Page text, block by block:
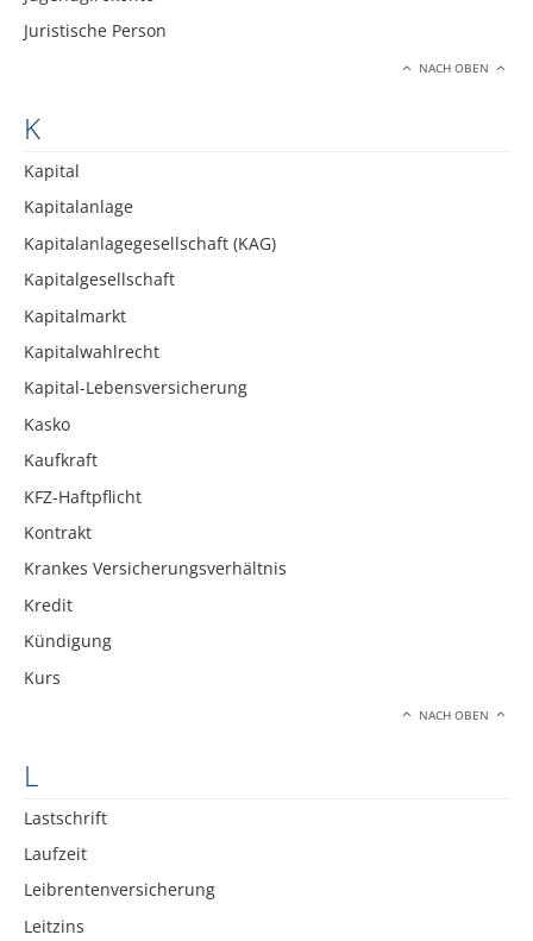
Juristische Person
NACH OBEN
K
Kapital
Kapitalanlage
Kapitalanlagegesellschaft (KAG)
Kapitalgesellschaft
Kapitalmarkt
Kapitalwahlrecht
Kapital-Lebensversicherung
Kasko
Kaufkraft
KFZ-Haftpflicht
Kontrakt
Krankes Versicherungsverhältnis
Kredit
Kündigung
Kurs
NACH OBEN
L
Lastschrift
Laufzeit
Leibrentenversicherung
Leitzins